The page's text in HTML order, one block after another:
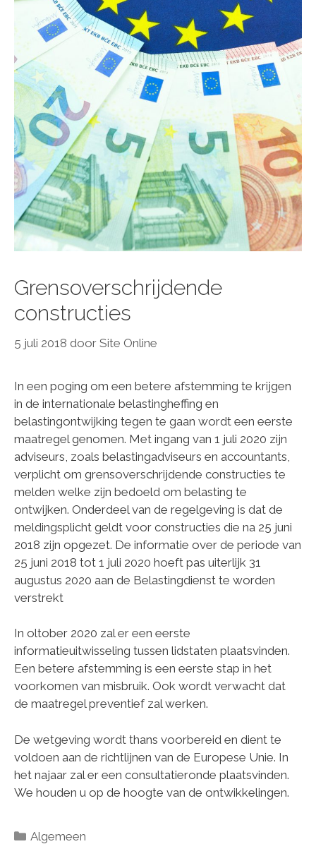
Grensoverschrijdende
constructies
5 juli 2018 door Site Online
In een poging om een betere afstemming te krijgen
in de internationale belastingheffing en
belastingontwijking tegen te gaan wordt een eerste
maatregel genomen. Met ingang van 1 juli 2020 zijn
adviseurs, zoals belastingadviseurs en accountants,
verplicht om grensoverschrijdende constructies te
melden welke zijn bedoeld om belasting te
ontwijken. Onderdeel van de regelgeving is dat de
meldingsplicht geldt voor constructies die na 25 juni
2018 zijn opgezet. De informatie over de periode van
25 juni 2018 tot 1 juli 2020 hoeft pas uiterlijk 31
augustus 2020 aan de Belastingdienst te worden
verstrekt
In oltober 2020 zal er een eerste
informatieuitwisseling tussen lidstaten plaatsvinden.
Een betere afstemming is een eerste stap in het
voorkomen van misbruik. Ook wordt verwacht dat
de maatregel preventief zal werken.
De wetgeving wordt thans voorbereid en dient te
voldoen aan de richtlijnen van de Europese Unie. In
het najaar zal er een consultatieronde plaatsvinden.
We houden u op de hoogte van de ontwikkelingen.
Categorieën
Algemeen